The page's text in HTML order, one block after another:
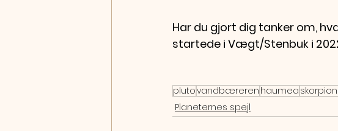
Har du gjort dig tanker om,
startede i Vægt/Stenbuk i
plutovandbæreren haumea
Planeternes spejl